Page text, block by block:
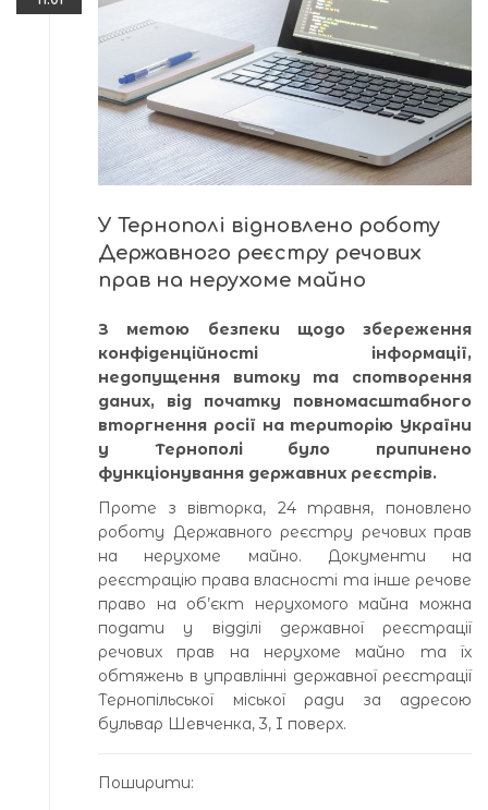
У Тернополі відновлено роботу
Державного реєстру речових
прав на нерухоме майно
З метою безпеки щодо збереження
конфіденційності інформації,
недопущення витоку та спотворення
даних, від початку повномасштабного
вторгнення росії на територію України
у Тернополі було припинено
функціонування державних реєстрів.
Проте з вівторка, 24 травня, поновлено
роботу Державного реєстру речових прав
на нерухоме майно. Документи на
реєстрацію права власності та інше речове
право на об’єкт нерухомого майна можна
подати у відділі державної реєстрації
речових прав на нерухоме майно та їх
обтяжень в управлінні державної реєстрації
Тернопільської міської ради за адресою
бульвар Шевченка, 3, I поверх.
Поширити: